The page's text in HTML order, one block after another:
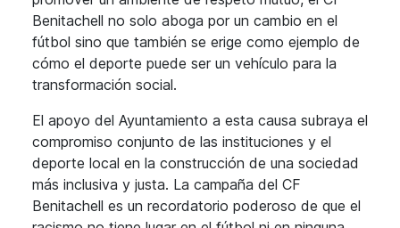
Benitachell no solo aboga por un cambio en el
fútbol sino que también se erige como ejemplo de
cómo el deporte puede ser un vehículo para la
transformación social.
El apoyo del Ayuntamiento a esta causa subraya el
compromiso conjunto de las instituciones y el
deporte local en la construcción de una sociedad
más inclusiva y justa. La campaña del CF
Benitachell es un recordatorio poderoso de que el